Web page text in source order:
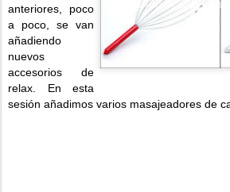
anteriores, poco
a poco, se van
añadiendo
nuevos
accesorios de
relax. En esta
sesión añadimos varios masajeadores de